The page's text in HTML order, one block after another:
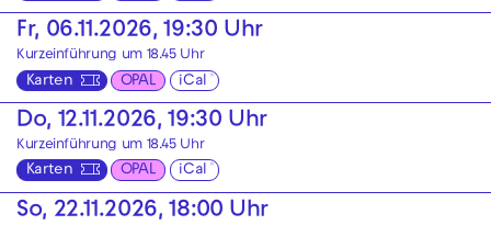
Fr, 06.11.2026, 19:30 Uhr
Kurzeinführung um 18.45 Uhr
Karten OPAL iCal
Do, 12.11.2026, 19:30 Uhr
Kurzeinführung um 18.45 Uhr
Karten OPAL iCal
So, 22.11.2026, 18:00 Uhr